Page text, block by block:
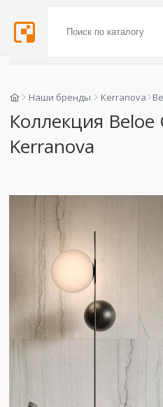
Наши бренды Kerranova
Коллекция Beloe
Kerranova